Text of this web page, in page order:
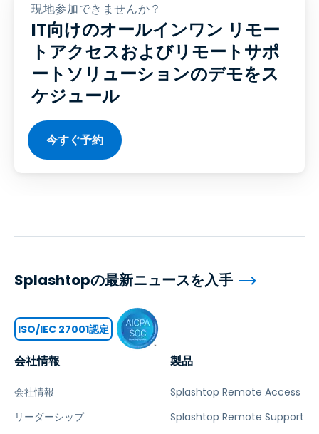
現地参加できませんか？
IT向けのオールインワン リモー
トアクセスおよびリモートサポ
ートソリューションのデモをス
ケジュール
今すぐ予約
会社情報
会社情報
リーダーシップ
製品
Splashtop Remote Access
Splashtop Remote Support
Splashtopの最新ニュースを入手
ISO/IEC 27001認定